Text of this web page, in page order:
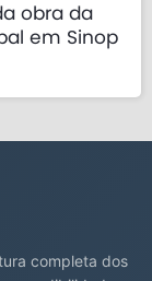
obra da
em Sinop
completa dos